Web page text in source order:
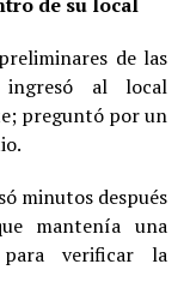
de las
ingresó al local
preguntó por un
minutos después
mantenía una
para verificar la